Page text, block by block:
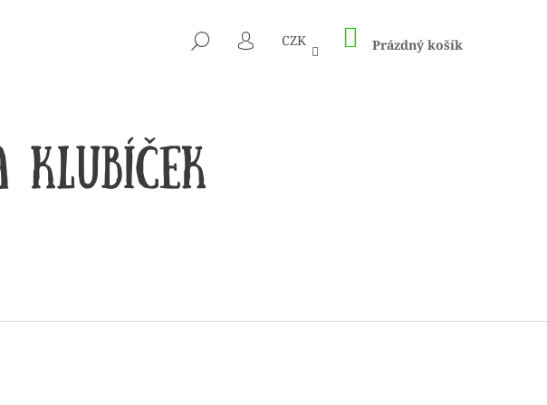
HLEDAT
PŘIHLÁŠENÍ
CZK NÁKUPNÍ
KOŠÍK
Prázdný košík